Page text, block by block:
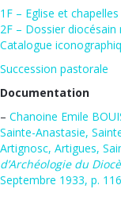
1F – Eglise et
2F – Dossier
Catalogue
Succession pastorale
Documentation
– Chanoine Emile
Sainte-Anastasie,
Artignosc, Artigues,
d’Archéologie du
Septembre 1933, p.